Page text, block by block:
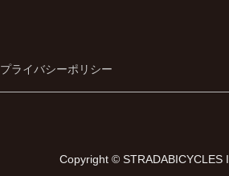
プライバシーポリシー
Copyright © STRADABICYCLES